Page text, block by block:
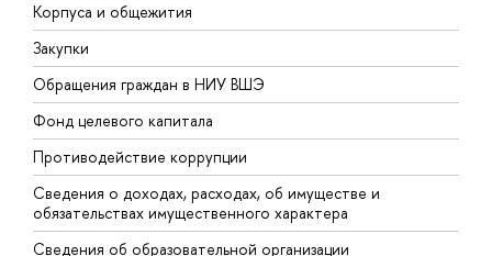
Корпуса и общежития
Закупки
Обращения граждан в НИУ ВШЭ
Фонд целевого капитала
Противодействие коррупции
Сведения о доходах, расходах, об имуществе и
обязательствах имущественного характера
Сведения об образовательной организации